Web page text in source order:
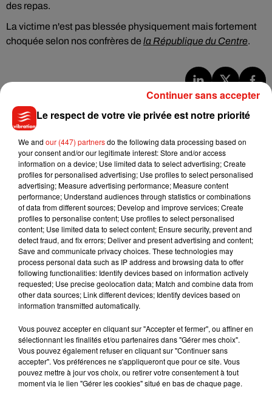
des repas.
La victime n'est pas blessée physiquement mais fortement
choquée selon nos confrères de la République du Centre.
7 août 2026
Julien Lieb s’essaye à la vie de chatelain
dans son nouveau clip
7 août 2026
Madonna sort enfin le remix de « Love
Sensation » avec Kylie Minogue
7 août 2026
Tayc et Didi B dévoilent le single le plus
Angèle et Amélie Lens dévoilent leur
Le respect de votre vie privée est notre priorité
We and our (447) partnersdo the following data processing based on
your consent and/or our legitimate interest: Store and/or access
information on a device; Use limited data to select advertising; Create
profiles for personalised advertising; Use profiles to select personalised
advertising; Measure advertising performance; Measure content
performance; Understand audiences through statistics or combinations
of data from different sources; Develop and improve services; Create
profiles to personalise content; Use profiles to select personalised
content; Use limited data to select content; Ensure security, prevent and
detect fraud, and fix errors; Deliver and present advertising and content;
Save and communicate privacy choices. These technologies may
process personal data such as IP address and browsing data to offer
following functionalities: Identify devices based on information actively
requested; Use precise geolocation data; Match and combine data from
other data sources; Link different devices; Identify devices based on
information transmitted automatically.
Vous pouvez accepter en cliquant sur "Accepter et fermer", ou affiner en
sélectionnant les finalités et/ou partenaires dans "Gérer mes choix".
Vous pouvez également refuser en cliquant sur "Continuer sans
accepter". Vos préférences ne s'appliqueront que pour ce site. Vous
pouvez mettre à jour vos choix, ou retirer votre consentement à tout
moment via le lien "Gérer les cookies" situé en bas de chaque page.
Continuer sans accepter